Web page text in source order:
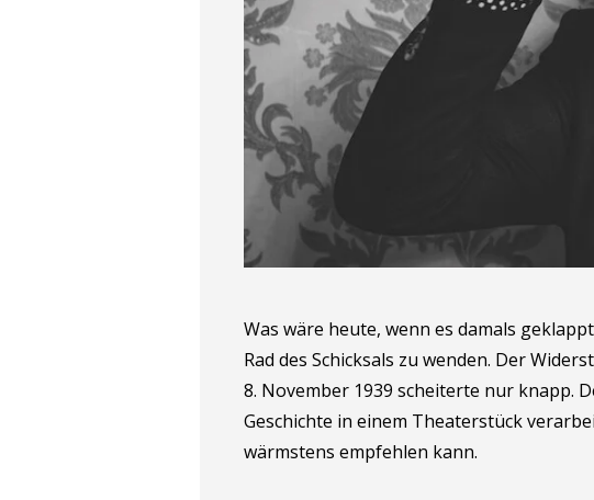
Was wäre heute, wenn es damals
Rad des Schicksals zu wenden. Der
8. November 1939 scheiterte nur knapp.
Geschichte in einem Theaterstück
wärmstens empfehlen kann.